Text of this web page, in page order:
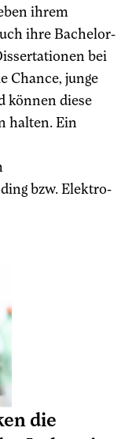
ihrem
ihre Bachelor-
bei
Chance, junge
können diese
halten. Ein
bzw. Elektro-
die